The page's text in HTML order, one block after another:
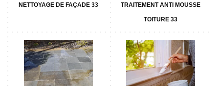
NETTOYAGE DE FAÇADE 33 TRAITEMENT ANTI MOUSSE
TOITURE 33